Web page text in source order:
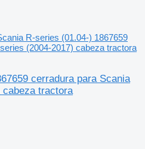
R-series (01.04-) 1867659
(2004-2017) cabeza tractora
cerradura para Scania
cabeza tractora